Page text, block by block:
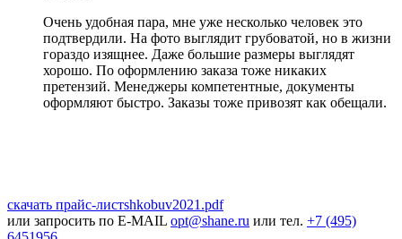
Очень удобная пара, мне уже несколько человек это
подтвердили. На фото выглядит грубоватой, но в жизни
гораздо изящнее. Даже большие размеры выглядят
хорошо. По оформлению заказа тоже никаких
претензий. Менеджеры компетентные, документы
оформляют быстро. Заказы тоже привозят как обещали.
скачать прайс-листshkobuv2021 .pdf
или запросить по E-MAIL opt@shane.ru или тел. +7 (495)